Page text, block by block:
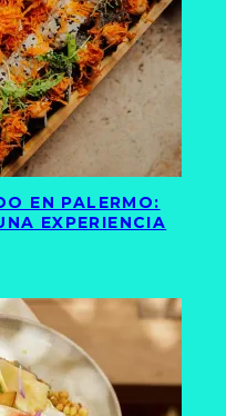
EN PALERMO:
EXPERIENCIA